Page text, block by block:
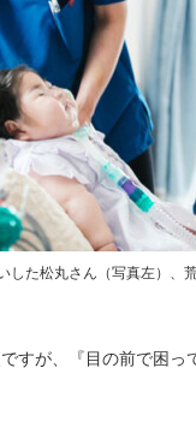
した松丸さん（写真左）、
すが、『目の前で困